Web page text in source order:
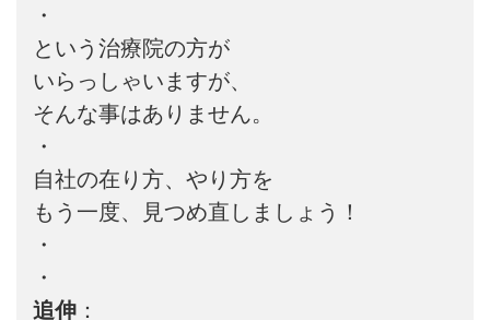
・
という治療院の方が
いらっしゃいますが、
そんな事はありません。
・
自社の在り方、やり方を
もう一度、見つめ直しましょう！
・
追伸 ：